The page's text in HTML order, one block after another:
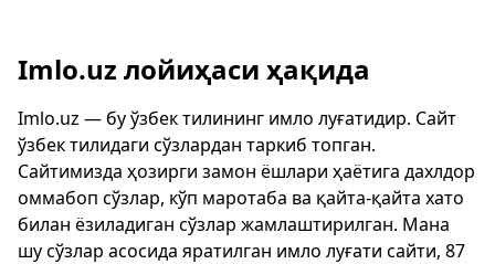
Imlo.uz лойиҳаси ҳақида
Imlo.uz — бу ўзбек тилининг имло луғатидир. Сайт
ўзбек тилидаги сўзлардан таркиб топган.
Сайтимизда ҳозирги замон ёшлари ҳаётига дахлдор
оммабоп сўзлар, кўп маротаба ва қайта-қайта хато
билан ёзиладиган сўзлар жамлаштирилган. Мана
шу сўзлар асосида яратилган имло луғати сайти, 87